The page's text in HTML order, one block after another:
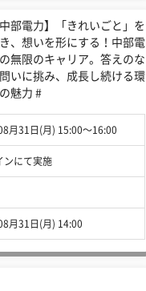
中部電力】「きれいごと」を
、想いを形にする！中部電
無限のキャリア。答えのな
いに挑み、成長し続ける環
魅力 #
月31日(月) 15:00〜16:00
ンにて実施
月31日(月) 14:00